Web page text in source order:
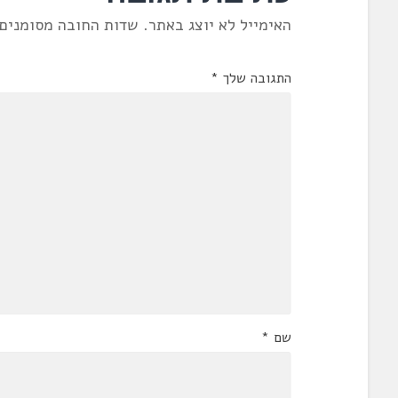
האימייל לא יוצג באתר. שדות החובה
התגובה שלך *
שם *